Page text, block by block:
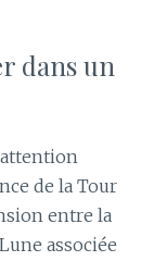
dans un
de la Tour
entre la
associée